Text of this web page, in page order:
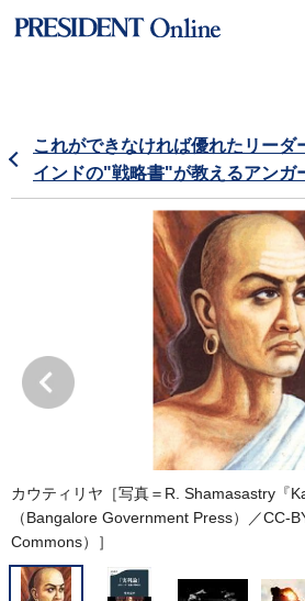
これができなければ優れたリー
インドの"戦略書"が教えるアンガ
カウティリヤ［写真＝R. Shamasastry『
（Bangalore Government Press）／CC-
Commons）］